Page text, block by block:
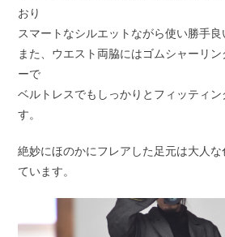
おり
スマートなシルエットながら使い勝手良
また、ウエスト両脇にはゴムシャーリ
ーで
ベルトレスでもしっかりとフィッティン
す。
絶妙にほのかにフレアした足元は大人
ています。